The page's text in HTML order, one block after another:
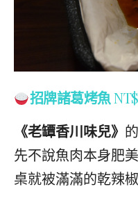
招牌諸葛烤魚
《老罈香川味兒》
先不說魚肉本身肥
桌就被滿滿的乾辣